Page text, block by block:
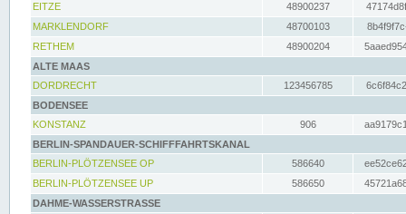
EITZE
48900237
MARKLENDORF
48700103
RETHEM
48900204
ALTE MAAS
DORDRECHT
123456785
BODENSEE
KONSTANZ
906
BERLIN-SPANDAUER-SCHIFFFAHRTSKANAL
BERLIN-PLÖTZENSEE OP
586640
BERLIN-PLÖTZENSEE UP
586650
DAHME-WASSERSTRASSE